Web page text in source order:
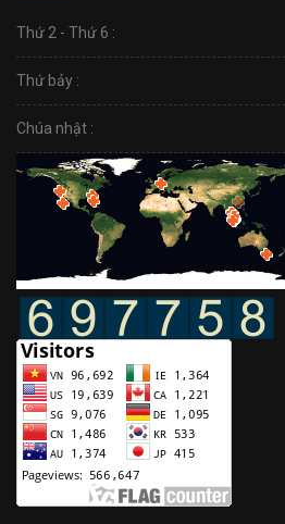
Thứ 2 - Thứ 6 :
Thứ bảy :
Chúa nhật :